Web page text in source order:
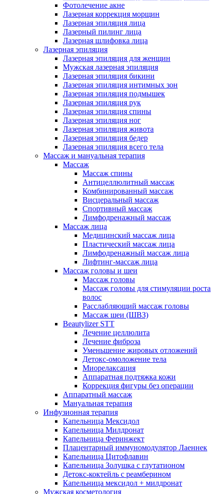
Фотолечение акне
Лазерная коррекция морщин
Лазерная эпиляция лица
Лазерный пилинг лица
Лазерная шлифовка лица
Лазерная эпиляция
Лазерная эпиляция для женщин
Мужская лазерная эпиляция
Лазерная эпиляция бикини
Лазерная эпиляция интимных зон
Лазерная эпиляция подмышек
Лазерная эпиляция рук
Лазерная эпиляция спины
Лазерная эпиляция ног
Лазерная эпиляция живота
Лазерная эпиляция бедер
Лазерная эпиляция всего тела
Массаж и мануальная терапия
Массаж
Массаж спины
Антицеллюлитный массаж
Комбинированный массаж
Висцеральный массаж
Спортивный массаж
Лимфодренажный массаж
Массаж лица
Медицинский массаж лица
Пластический массаж лица
Лимфодренажный массаж лица
Лифтинг-массаж лица
Массаж головы и шеи
Массаж головы
Массаж головы для стимуляции роста
волос
Расслабляющий массаж головы
Массаж шеи (ШВЗ)
Beautylizer STT
Лечение целлюлита
Лечение фиброза
Уменьшение жировых отложений
Детокс-омоложение тела
Миорелаксация
Аппаратная подтяжка кожи
Коррекция фигуры без операции
Аппаратный массаж
Мануальная терапия
Инфузионная терапия
Капельница Мексидол
Капельница Милдронат
Капельница Феринжект
Плацентарный иммуномодулятор Лаеннек
Капельница Цитофлавин
Капельница Золушка с глутатионом
Детокс-коктейль с реамберином
Капельница мексидол + милдронат
Мужская косметология